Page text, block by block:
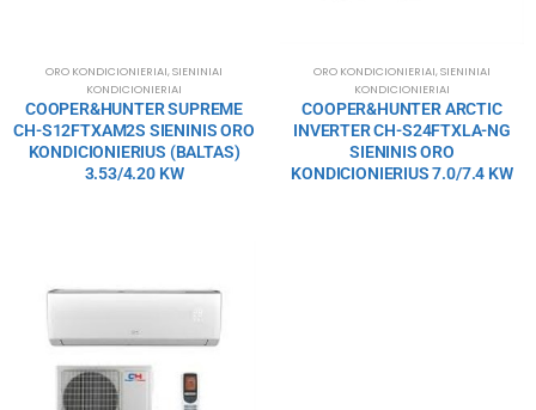
ORO KONDICIONIERIAI,SIENINIAI
KONDICIONIERIAI
COOPER&HUNTER SUPREME
CH-S12FTXAM2S SIENINIS ORO
KONDICIONIERIUS (BALTAS)
3.53/4.20 KW
ORO KONDICIONIERIAI,SIENINIAI
KONDICIONIERIAI
COOPER&HUNTER ARCTIC
INVERTER CH-S24FTXLA-NG
SIENINIS ORO
KONDICIONIERIUS 7.0/7.4 KW